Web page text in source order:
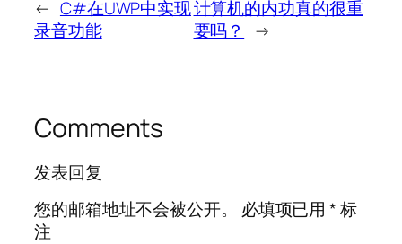
← C#在UWP中实现
录音功能
计算机的内功真的很重
要吗？
→
Comments
发表回复
您的邮箱地址不会被公开。
必填项已用*标
注